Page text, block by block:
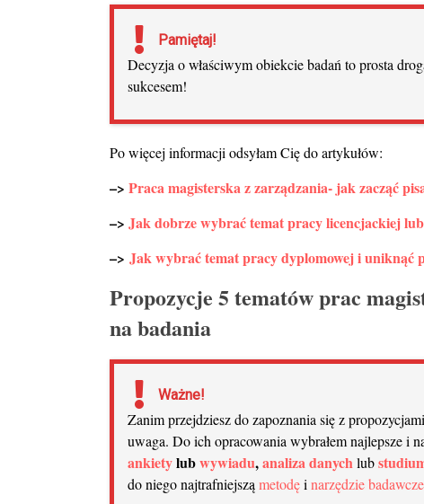
Pamiętaj!
Decyzja o właściwym obiekcie badań to prosta
sukcesem!
Po więcej informacji odsyłam Cię do artykułów:
–> Praca magisterska z zarządzania- jak zacząć
–> Jak dobrze wybrać temat pracy licencjackiej
–> Jak wybrać temat pracy dyplomowej i uniknąć
Propozycje 5 tematów prac
na badania
Ważne!
Zanim przejdziesz do zapoznania się z
uwaga. Do ich opracowania wybrałem najlepsze i
ankietylubwywiadu,analiza danychlub
do niego najtrafniejsząmetodęi narzędzie badawcze